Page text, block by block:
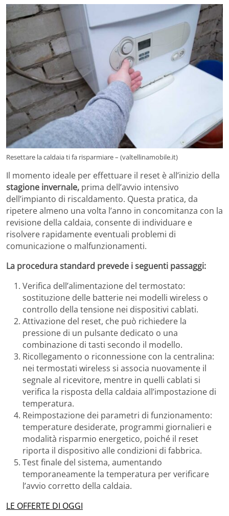
Resettare la caldaia ti fa risparmiare – (valtellinamobile.it)
Il momento ideale per effettuare il reset è all’inizio della
stagione invernale, prima dell’avvio intensivo
dell’impianto di riscaldamento. Questa pratica, da
ripetere almeno una volta l’anno in concomitanza con la
revisione della caldaia, consente di individuare e
risolvere rapidamente eventuali problemi di
comunicazione o malfunzionamenti.
La procedura standard prevede i seguenti passaggi:
Verifica dell’alimentazione del termostato:
sostituzione delle batterie nei modelli wireless o
controllo della tensione nei dispositivi cablati.
Attivazione del reset, che può richiedere la
pressione di un pulsante dedicato o una
combinazione di tasti secondo il modello.
Ricollegamento o riconnessione con la centralina:
nei termostati wireless si associa nuovamente il
segnale al ricevitore, mentre in quelli cablati si
verifica la risposta della caldaia all’impostazione di
temperatura.
Reimpostazione dei parametri di funzionamento:
temperature desiderate, programmi giornalieri e
modalità risparmio energetico, poiché il reset
riporta il dispositivo alle condizioni di fabbrica.
Test finale del sistema, aumentando
temporaneamente la temperatura per verificare
l’avvio corretto della caldaia.
LE OFFERTE DI OGGI